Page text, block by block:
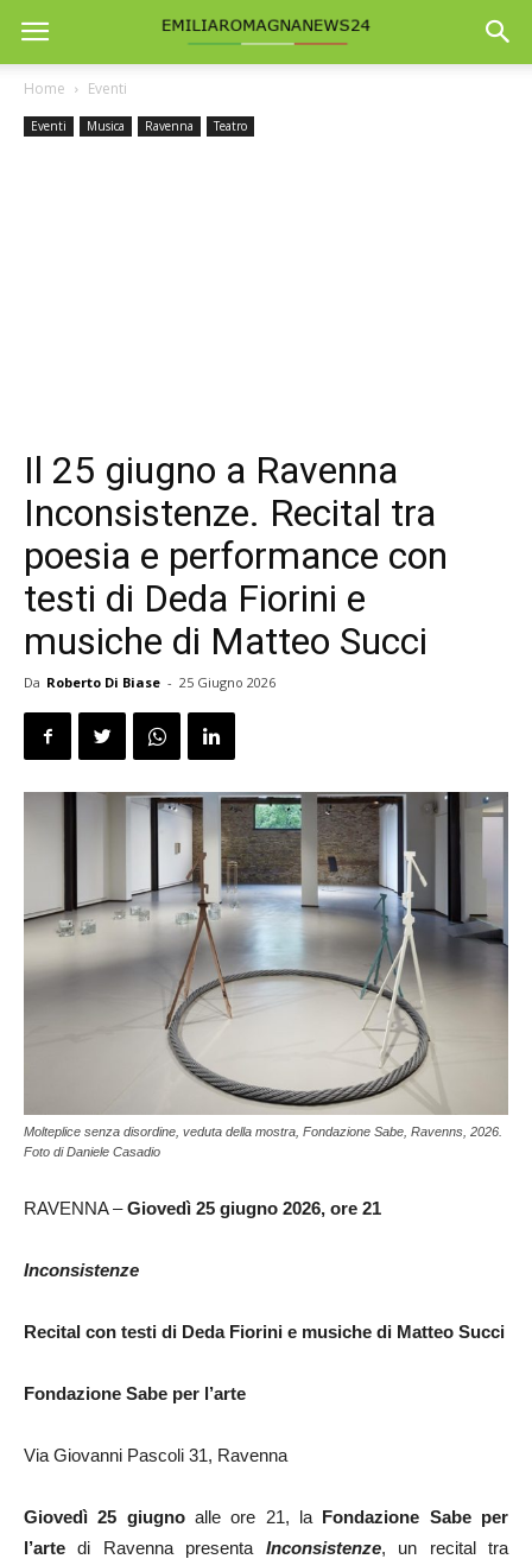
Home Eventi
Eventi Musica Ravenna Teatro
Il 25 giugno a Ravenna
Inconsistenze. Recital tra
poesia e performance con
testi di Deda Fiorini e
musiche di Matteo Succi
Da Roberto Di Biase - 25 Giugno 2026
Molteplice senza disordine, veduta della mostra, Fondazione Sabe, Ravenns, 2026.
Foto di Daniele Casadio
RAVENNA –Giovedì 25 giugno 2026, ore 21
Inconsistenze
Recital con testi di Deda Fiorini e musiche di Matteo Succi
Fondazione Sabe per l’arte
Via Giovanni Pascoli 31, Ravenna
Giovedì 25 giugno alle ore 21, la Fondazione Sabe per
l’arte di Ravenna presenta Inconsistenze, un recital tra